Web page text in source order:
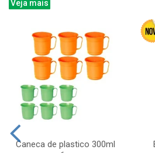
Veja mais
Caneca de plastico 300ml